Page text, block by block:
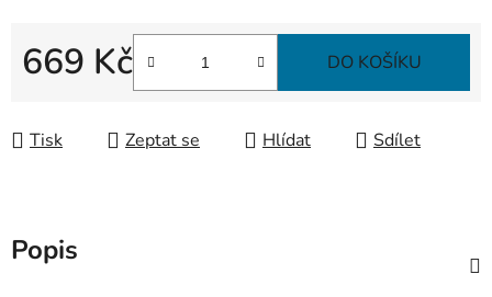
669 Kč DO KOŠÍKU
Tisk Zeptat se Hlídat Sdílet
Popis